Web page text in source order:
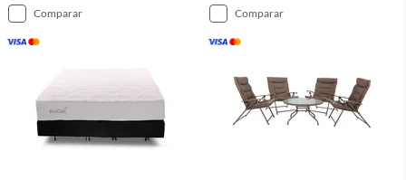
comparar comparar